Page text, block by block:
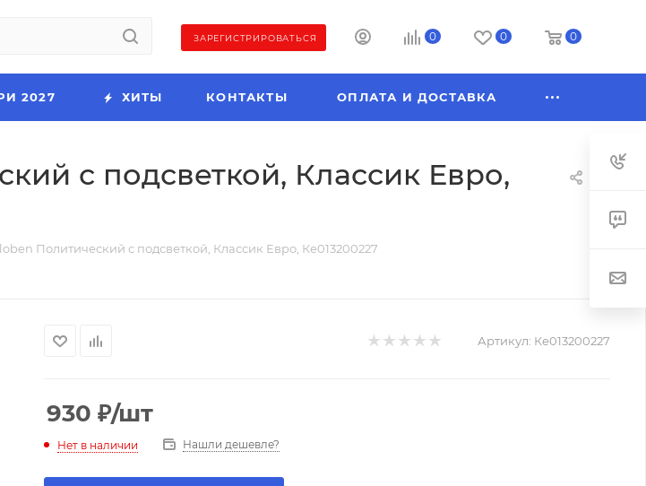
ЗАРЕГИСТРИРОВАТЬСЯ 0 0 0
2027 ХИТЫ КОНТАКТЫ ОПЛАТА И ДОСТАВКА
с подсветкой, Классик Евро,
Политический с подсветкой, Классик Евро, Ке013200227
Артикул: Ке013200227
930 ₽/шт
Нет в наличии Нашли дешевле?